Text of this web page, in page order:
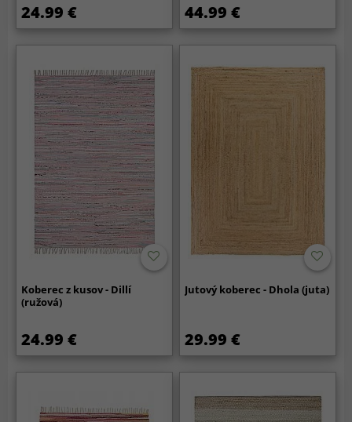
24.99 € 44.99 €
Koberec z kusov - Dillí
(ružová)
24.99 €
Jutový koberec - Dhola (juta)
29.99 €